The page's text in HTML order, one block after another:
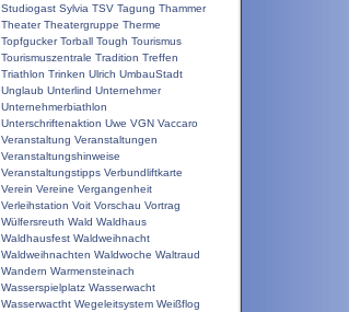
Studiogast Sylvia TSV Tagung Thammer
Theater Theatergruppe Therme
Topfgucker Torball Tough Tourismus
Tourismuszentrale Tradition Treffen
Triathlon Trinken Ulrich UmbauStadt
Unglaub Unterlind Unternehmer
Unternehmerbiathlon
Unterschriftenaktion Uwe VGN Vaccaro
Veranstaltung Veranstaltungen
Veranstaltungshinweise
Veranstaltungstipps Verbundliftkarte
Verein Vereine Vergangenheit
Verleihstation Voit Vorschau Vortrag
Wülfersreuth Wald Waldhaus
Waldhausfest Waldweihnacht
Waldweihnachten Waldwoche Waltraud
Wandern Warmensteinach
Wasserspielplatz Wasserwacht
Wasserwactht Wegeleitsystem Weißflog